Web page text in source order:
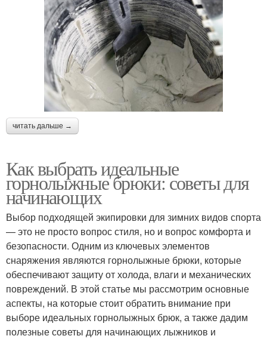
читать дальше →
Как выбрать идеальные
горнолыжные брюки: советы для
начинающих
Выбор подходящей экипировки для зимних видов спорта
— это не просто вопрос стиля, но и вопрос комфорта и
безопасности. Одним из ключевых элементов
снаряжения являются горнолыжные брюки, которые
обеспечивают защиту от холода, влаги и механических
повреждений. В этой статье мы рассмотрим основные
аспекты, на которые стоит обратить внимание при
выборе идеальных горнолыжных брюк, а также дадим
полезные советы для начинающих лыжников и